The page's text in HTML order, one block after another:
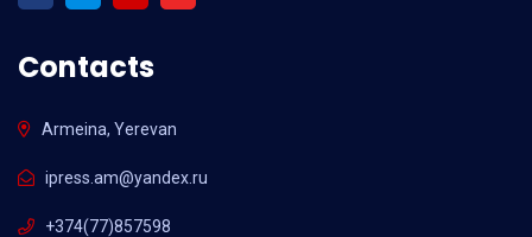
Contacts
Armeina, Yerevan
ipress.am@yandex.ru
+374(77)857598